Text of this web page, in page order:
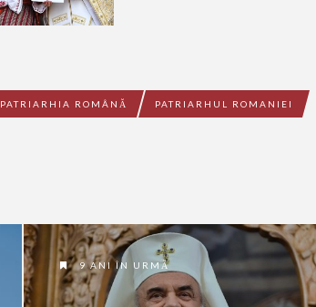
PATRIARHIA ROMÂNĂ PATRIARHUL ROMANIEI
9 ANI ÎN URMĂ